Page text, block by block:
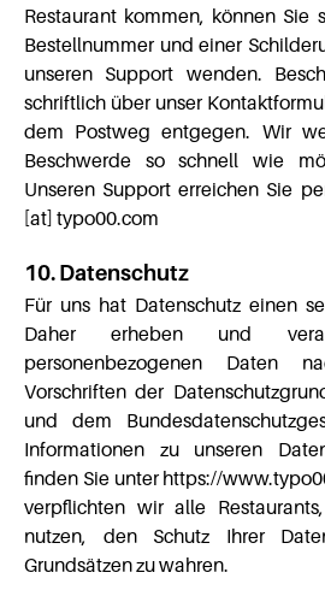
Restaurant kommen, können Sie
Bestellnummer und einer
unseren Support wenden.
schriftlich über unser
dem Postweg entgegen. Wir
Beschwerde so schnell wie
Unseren Support erreichen Sie
[at] typo00.com
10. Datenschutz
Für uns hat Datenschutz einen
Daher erheben und
personenbezogenen Daten
Vorschriften der
und dem
Informationen zu unseren
finden Sie unter https://
verpflichten wir alle
nutzen, den Schutz Ihrer
Grundsätzen zu wahren.